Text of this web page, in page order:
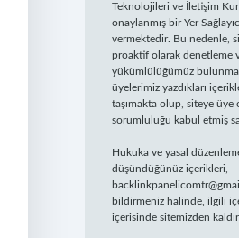
Teknolojileri ve İletişim
onaylanmış bir Yer
vermektedir. Bu nedenle,
proaktif olarak denetleme
yükümlülüğümüz
üyelerimiz yazdıkları
taşımakta olup, siteye üye
sorumluluğu kabul etmiş
Hukuka ve yasal
düşündüğünüz içerikleri,
bildirmeniz halinde, ilgili
içerisinde sitemizden